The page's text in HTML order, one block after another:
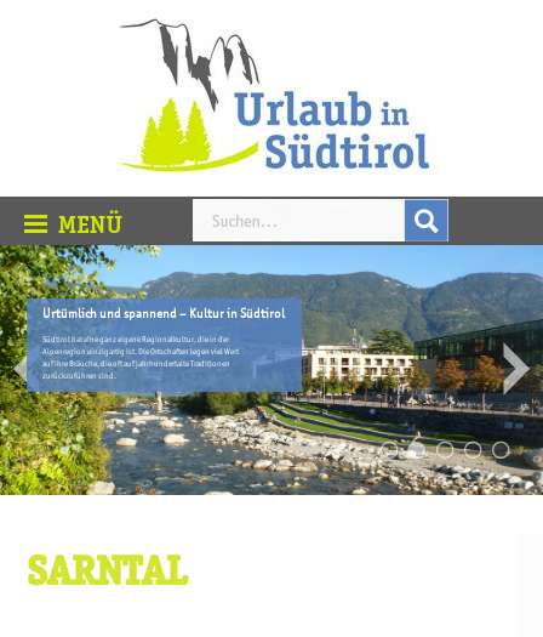
Urtümlich und spannend – Kultur in Südtirol
Südtirol hat eine ganz eigene Regionalkultur, die in der
Alpenregion einzigartig ist. Die Ortschaften legen viel Wert
auf ihre Bräuche, die oft auf jahrhundertalte Traditionen
zurückzuführen sind.
SARNTAL